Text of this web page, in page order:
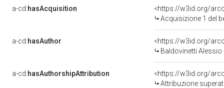
a-cd:hasAcquisition
<https://w3id.org/
Acquisizione 1 del
a-cd:hasAuthor
<https://w3id.org/
Baldovinetti
a-cd:hasAuthorshipAttribution
<https://w3id.org/
Attribuzione